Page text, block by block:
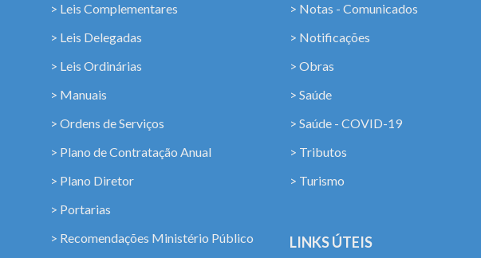
> Leis Complementares
> Leis Delegadas
> Leis Ordinárias
> Manuais
> Ordens de Serviços
> Plano de Contratação Anual
> Plano Diretor
> Portarias
> Recomendações Ministério Público
> Notas - Comunicados
> Notificações
> Obras
> Saúde
> Saúde - COVID-19
> Tributos
> Turismo
LINKS ÚTEIS